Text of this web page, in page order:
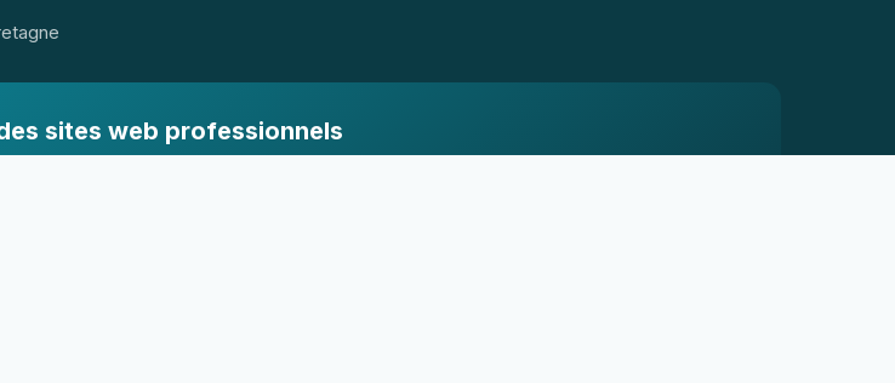
sites web professionnels